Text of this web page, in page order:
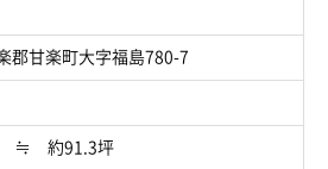
郡甘楽町大字福島780-7
≒ 約91.3坪